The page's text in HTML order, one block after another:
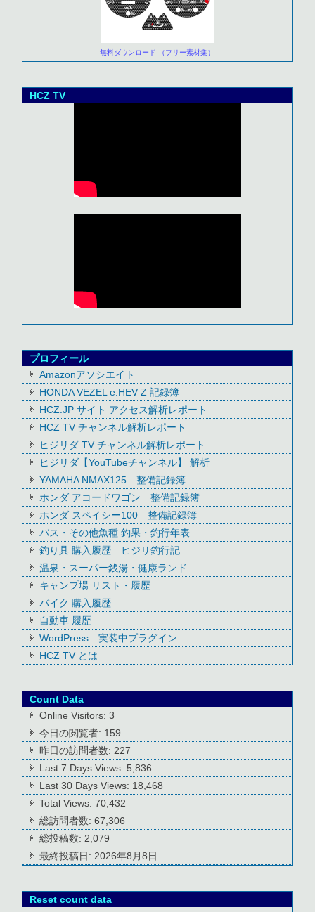
無料ダウンロード （フリー素材集）
HCZ TV
プロフィール
Amazonアソシエイト
HONDA VEZEL e:HEV Z 記録簿
HCZ.JP サイト アクセス解析レポート
HCZ TV チャンネル解析レポート
ヒジリダ TV チャンネル解析レポート
ヒジリダ【YouTubeチャンネル】 解析
YAMAHA NMAX125 整備記録簿
ホンダ アコードワゴン 整備記録簿
ホンダ スペイシー100 整備記録簿
バス・その他魚種 釣果・釣行年表
釣り具 購入履歴 ヒジリ釣行記
温泉・スーパー銭湯・健康ランド
キャンプ場 リスト・履歴
バイク 購入履歴
自動車 履歴
WordPress 実装中プラグイン
HCZ TV とは
Count Data
Online Visitors:3
今日の閲覧者: 159
昨日の訪問者数: 227
Last 7 Days Views: 5,836
Last 30 Days Views: 18,468
Total Views:70,432
総訪問者数:67,306
総投稿数: 2,079
最終投稿日: 2026年8月8日
Reset count data